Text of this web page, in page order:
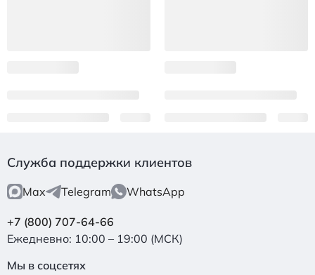
Служба поддержки клиентов
Max Telegram WhatsApp
+7 (800) 707-64-66
Ежедневно: 10:00 – 19:00 (МСК)
Мы в соцсетях